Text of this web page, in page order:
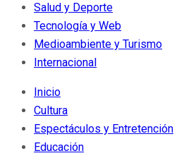
Salud y Deporte
Tecnología y Web
Medioambiente y Turismo
Internacional
Inicio
Cultura
Espectáculos y Entretención
Educación